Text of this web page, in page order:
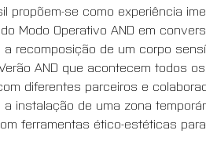
propõem-se como experiência
Modo Operativo AND em
recomposição de um corpo
AND que acontecem todos
diferentes parceiros e
instalação de uma zona
ferramentas ético-estéticas